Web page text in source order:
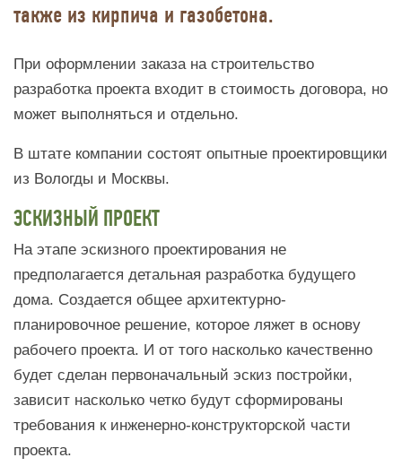
также из кирпича и газобетона.
При оформлении заказа на строительство
разработка проекта входит в стоимость договора, но
может выполняться и отдельно.
В штате компании состоят опытные проектировщики
из Вологды и Москвы.
ЭСКИЗНЫЙ ПРОЕКТ
На этапе эскизного проектирования не
предполагается детальная разработка будущего
дома. Создается общее архитектурно-
планировочное решение, которое ляжет в основу
рабочего проекта. И от того насколько качественно
будет сделан первоначальный эскиз постройки,
зависит насколько четко будут сформированы
требования к инженерно-конструкторской части
проекта.